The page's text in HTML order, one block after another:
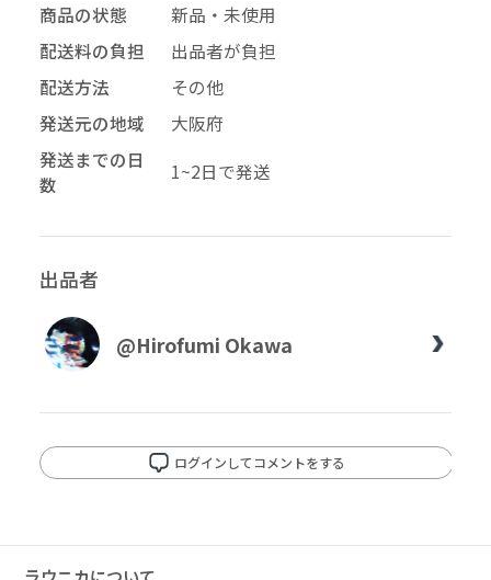
商品の状態
新品・未使用
配送料の負担
出品者が負担
配送方法
その他
発送元の地域
大阪府
発送までの日
数
1~2日で発送
出品者
@Hirofumi Okawa
ログインしてコメントをする